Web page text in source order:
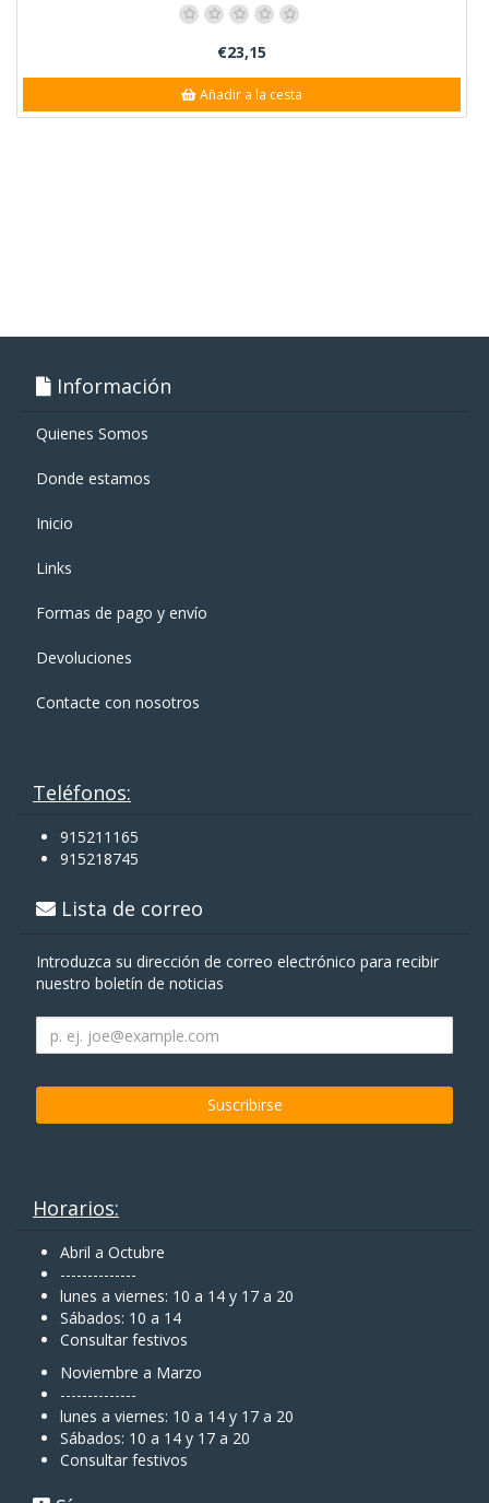
€23,15
Añadir a la cesta
Información
Quienes Somos
Donde estamos
Inicio
Links
Formas de pago y enví­o
Devoluciones
Contacte con nosotros
Teléfonos:
915211165
915218745
Lista de correo
Introduzca su dirección de correo electrónico para recibir
nuestro boletín de noticias
Horarios:
Abril a Octubre
--------------
lunes a viernes: 10 a 14 y 17 a 20
Sábados: 10 a 14
Consultar festivos
Noviembre a Marzo
--------------
lunes a viernes: 10 a 14 y 17 a 20
Sábados: 10 a 14 y 17 a 20
Consultar festivos